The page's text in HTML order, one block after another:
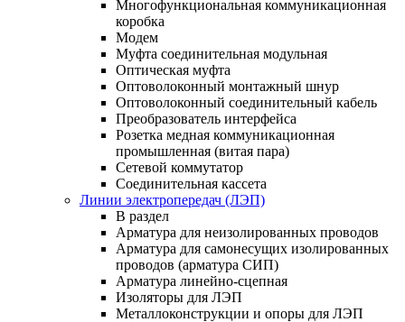
Многофункциональная коммуникационная
коробка
Модем
Муфта соединительная модульная
Оптическая муфта
Оптоволоконный монтажный шнур
Оптоволоконный соединительный кабель
Преобразователь интерфейса
Розетка медная коммуникационная
промышленная (витая пара)
Сетевой коммутатор
Соединительная кассета
Линии электропередач (ЛЭП)
В раздел
Арматура для неизолированных проводов
Арматура для самонесущих изолированных
проводов (арматура СИП)
Арматура линейно-сцепная
Изоляторы для ЛЭП
Металлоконструкции и опоры для ЛЭП